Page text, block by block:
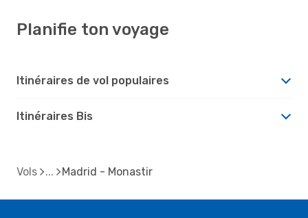
Planifie ton voyage
Itinéraires de vol populaires
Itinéraires Bis
Vols Madrid - Monastir